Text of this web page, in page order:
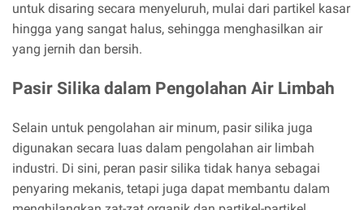
untuk disaring secara menyeluruh, mulai dari partikel kasar
hingga yang sangat halus, sehingga menghasilkan air
yang jernih dan bersih.
Pasir Silika dalam Pengolahan Air Limbah
Selain untuk pengolahan air minum, pasir silika juga
digunakan secara luas dalam pengolahan air limbah
industri. Di sini, peran pasir silika tidak hanya sebagai
penyaring mekanis, tetapi juga dapat membantu dalam